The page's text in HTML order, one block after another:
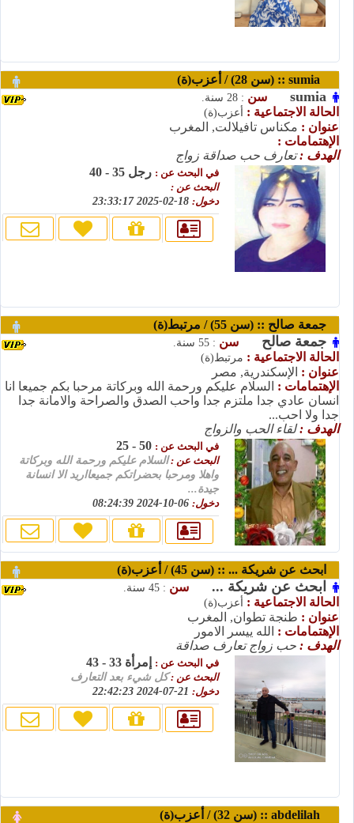
sumia سن : 28 سنة.
الحالة الاجتماعية : أعزب(ة)
عنوان : مكناس تافيلالت, المغرب
الإهتمامات :
الهدف :تعارف حب صداقة زواج
في البحث عن : رجل 35 - 40
البحث عن :
دخول:
جمعة صالح :: (سن 55) / مرتبط(ة)
جمعة صالح سن : 55 سنة.
الحالة الاجتماعية : مرتبط(ة)
عنوان : الإسكندرية, مصر
الإهتمامات : السلام عليكم ورحمة الله وبركاتة مرحبا بكم جميعا انا
انسان عادي جدا ملتزم جدا واحب الصدق والصراحة والامانة جدا
جدا ولا احب...
الهدف :لقاء الحب والزواج
في البحث عن :
البحث عن :السلام عليكم ورحمة الله وبركاتة
واهلا ومرحبا بحضراتكم جميعااريد الا انسانة
جيدة...
دخول:
ابحث عن شريكة ... :: (سن 45) / أعزب(ة)
ابحث عن شريكة ... سن : 45 سنة.
الحالة الاجتماعية : أعزب(ة)
عنوان : طنجة تطوان, المغرب
الإهتمامات : الله ييسر الامور
الهدف : حب زواج تعارف صداقة
في البحث عن : إمرأة 33 - 43
البحث عن :كل شيء بعد التعارف
دخول: